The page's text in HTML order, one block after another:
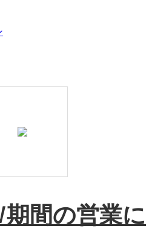
期間の営業に